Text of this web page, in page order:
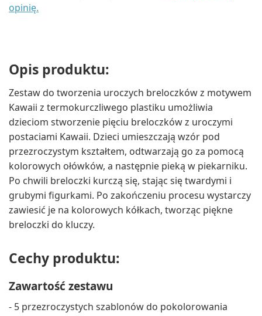
opinię.
Opis produktu:
Zestaw do tworzenia uroczych breloczków z motywem
Kawaii z termokurczliwego plastiku umożliwia
dzieciom stworzenie pięciu breloczków z uroczymi
postaciami Kawaii. Dzieci umieszczają wzór pod
przezroczystym kształtem, odtwarzają go za pomocą
kolorowych ołówków, a następnie pieką w piekarniku.
Po chwili breloczki kurczą się, stając się twardymi i
grubymi figurkami. Po zakończeniu procesu wystarczy
zawiesić je na kolorowych kółkach, tworząc piękne
breloczki do kluczy.
Cechy produktu:
Zawartość zestawu
- 5 przezroczystych szablonów do pokolorowania